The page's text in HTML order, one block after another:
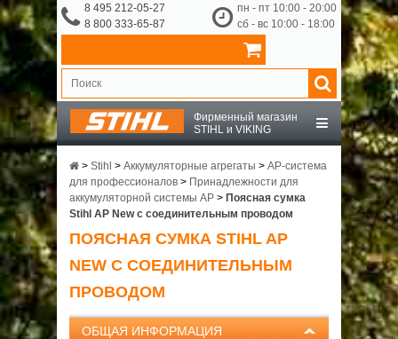
8 495 212-05-27
8 800 333-65-87
пн - пт 10:00 - 20:00
сб - вс 10:00 - 18:00
Фирменный магазин
STIHL и VIKING
STIHL
VIKING
ПРИНАДЛЕЖНОСТИ
> Stihl > Аккумуляторные агрегаты > AP-система
для профессионалов > Принадлежности для
аккумуляторной системы AP > Поясная сумка
Stihl AP New с соединительным проводом
ПОЯСНАЯ СУМКА STIHL AP
NEW С СОЕДИНИТЕЛЬНЫМ
ПРОВОДОМ
ОБЩАЯ ИНФОРМАЦИЯ